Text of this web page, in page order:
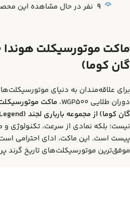
9 نفر در حال مشاهده این
گان کوما)
برای علاقه‌مندان به دنیای
دوران طلایی WGP500،
گان کوما) از مجموعه بارباری لجند (Baribari Legend)
نیست؛ بلکه نمادی از سرعت، تکنولوژی
پیست است. این ماکت، ادای احترامی
موفق‌ترین موتورسیکلت‌های تاریخ گرند پری 500